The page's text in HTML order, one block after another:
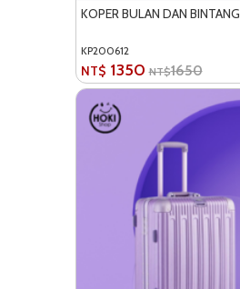
KOPER BULAN DAN BINTANG
KP200612
NT$ 1350 NT$1650